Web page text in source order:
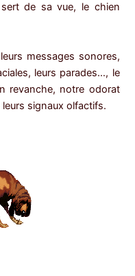
de sa vue, le chien
messages sonores,
leurs parades…, le
revanche, notre odorat
signaux olfactifs.